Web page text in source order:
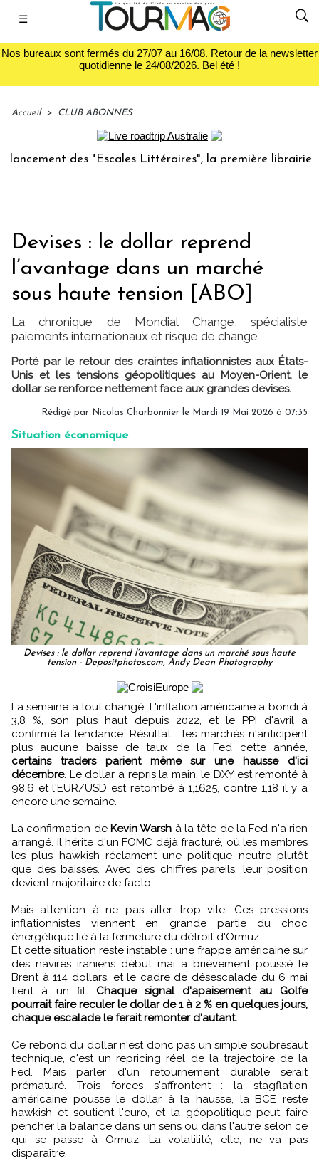
☰
Nos bureaux sont fermés du 27/07 au 16/08. Retour de la newsletter
quotidienne le 24/08/2026. Bel été !
Accueil > CLUB ABONNES
des "Escales Littéraires", la première librairie du
Devises : le dollar reprend
l’avantage dans un marché
sous haute tension [ABO]
La chronique de Mondial Change, spécialiste
paiements internationaux et risque de change
Porté par le retour des craintes inflationnistes aux États-
Unis et les tensions géopolitiques au Moyen-Orient, le
dollar se renforce nettement face aux grandes devises.
Rédigé par Nicolas Charbonnier le Mardi 19 Mai 2026 à 07:35
Situation économique
Devises : le dollar reprend l’avantage dans un marché sous haute
tension - Depositphotos.com, Andy Dean Photography
La semaine a tout changé. L'inflation américaine a bondi à
3,8 %, son plus haut depuis 2022, et le PPI d'avril a
confirmé la tendance. Résultat : les marchés n'anticipent
plus aucune baisse de taux de la Fed cette année,
certains traders parient même sur une hausse d'ici
décembre. Le dollar a repris la main, le DXY est remonté à
98,6 et l'EUR/USD est retombé à 1,1625, contre 1,18 il y a
encore une semaine.
La confirmation de Kevin Warsh à la tête de la Fed n'a rien
arrangé. Il hérite d'un FOMC déjà fracturé, où les membres
les plus hawkish réclament une politique neutre plutôt
que des baisses. Avec des chiffres pareils, leur position
devient majoritaire de facto.
Mais attention à ne pas aller trop vite. Ces pressions
inflationnistes viennent en grande partie du choc
énergétique lié à la fermeture du détroit d'Ormuz.
Et cette situation reste instable : une frappe américaine sur
des navires iraniens début mai a brièvement poussé le
Brent à 114 dollars, et le cadre de désescalade du 6 mai
tient à un fil. Chaque signal d'apaisement au Golfe
pourrait faire reculer le dollar de 1 à 2 % en quelques jours,
chaque escalade le ferait remonter d'autant.
Ce rebond du dollar n'est donc pas un simple soubresaut
technique, c'est un repricing réel de la trajectoire de la
Fed. Mais parler d'un retournement durable serait
prématuré. Trois forces s'affrontent : la stagflation
américaine pousse le dollar à la hausse, la BCE reste
hawkish et soutient l'euro, et la géopolitique peut faire
pencher la balance dans un sens ou dans l'autre selon ce
qui se passe à Ormuz. La volatilité, elle, ne va pas
disparaître.